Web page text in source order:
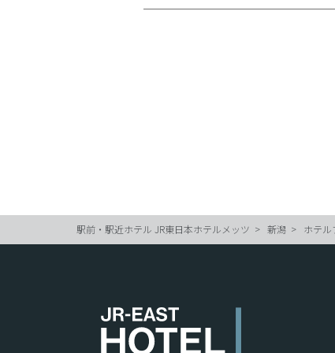
駅前・駅近ホテル JR東日本ホテルメッツ 新潟 ホテル